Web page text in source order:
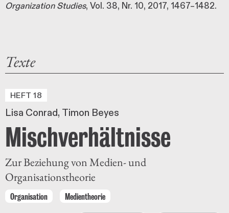
Organization Studies, Vol. 38, Nr. 10, 2017, 1467–1482.
Texte
HEFT 18
Lisa Conrad Timon Beyes
Mischverhältnisse
Zur Beziehung von Medien- und
Organisationstheorie
Organisation Medientheorie